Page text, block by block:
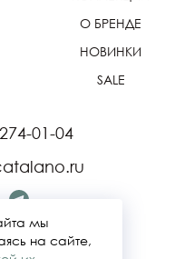
О БРЕНДЕ
НОВИНКИ
SALE
01-04
мы
на сайте,